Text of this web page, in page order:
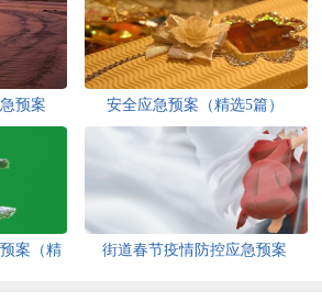
预案 安全应急预案（精选5篇）
案（精
街道春节疫情防控应急预案